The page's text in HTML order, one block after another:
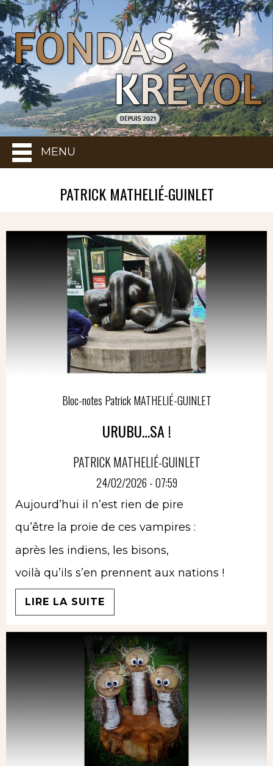
MENU
PATRICK MATHELIÉ-GUINLET
Bloc-notes Patrick MATHELIÉ-GUINLET
URUBU…SA !
PATRICK MATHELIÉ-GUINLET
24/02/2026 - 07:59
Aujourd’hui il n’est rien de pire
qu’être la proie de ces vampires :
après les indiens, les bisons,
voilà qu’ils s’en prennent aux nations !
LIRE LA SUITE